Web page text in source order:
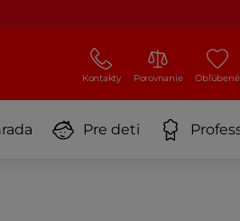
Kontakty Porovnanie Obľúbené
Pre deti